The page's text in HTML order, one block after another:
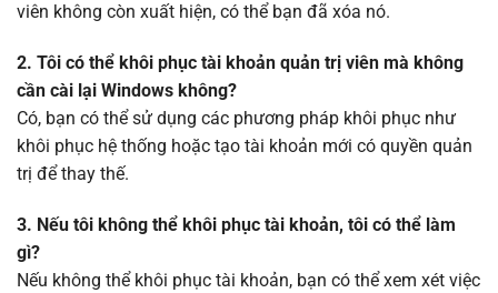
viên không còn xuất hiện, có thể bạn đã xóa nó.
2. Tôi có thể khôi phục tài khoản quản trị viên mà không
cần cài lại Windows không?
Có, bạn có thể sử dụng các phương pháp khôi phục như
khôi phục hệ thống hoặc tạo tài khoản mới có quyền quản
trị để thay thế.
3. Nếu tôi không thể khôi phục tài khoản, tôi có thể làm
gì?
Nếu không thể khôi phục tài khoản, bạn có thể xem xét việc